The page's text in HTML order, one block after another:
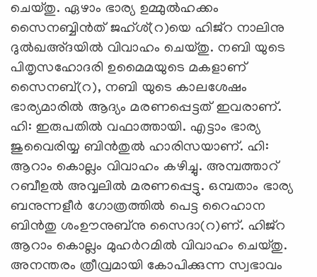
ചെയ്തു. ഏഴാം ഭാര്യ ഉമ്മുല്‍ഹക്കം
സൈനബ്ബിന്‍ത് ജഹ്ശ്(റ)യെ ഹിജ്‌റ നാലിനു
ദുല്‍ഖഅ്ദയില്‍ വിവാഹം ചെയ്തു. നബി യുടെ
പിതൃസഹോദരി ഉമൈമയുടെ മകളാണ്
സൈനബ്(റ), നബി യുടെ കാലശേഷം
ഭാര്യമാരില്‍ ആദ്യം മരണപ്പെട്ടത് ഇവരാണ്.
ഹി: ഇരുപതില്‍ വഫാത്തായി. എട്ടാം ഭാര്യ
ജുവൈരിയ്യ ബിന്‍തുല്‍ ഹാരിസയാണ്. ഹി:
ആറാം കൊല്ലം വിവാഹം കഴിച്ചു. അമ്പത്താറ്
റബീഉല്‍ അവ്വലില്‍ മരണപ്പെട്ടു. ഒമ്പതാം ഭാര്യ
ബനുന്നളീര്‍ ഗോത്രത്തില്‍ പെട്ട റൈഹാന
ബിന്‍തു ശംഊനുബ്‌നു സൈദാ(റ)ണ്. ഹിജ്‌റ
ആറാം കൊല്ലം മുഹര്‍റമില്‍ വിവാഹം ചെയ്തു.
അനന്തരം ത്രീവ്രമായി കോപിക്കുന്ന സ്വഭാവം